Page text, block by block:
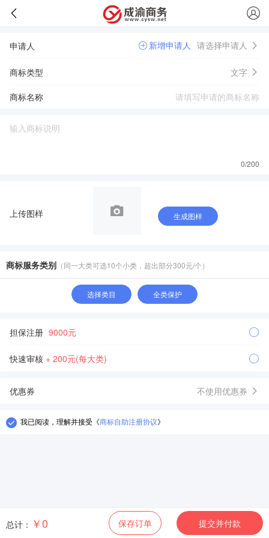
申请人 新增申请人 请选择申请人
商标类型 文字
商标名称
0/200
上传图样 生成图样
商标服务类别 （同一大类可选10个小类，超出部分300元/个）
选择类目 全类保护
担保注册 9000元
快速审核 + 200元(每大类)
优惠券 不使用优惠券
我已阅读，理解并接受 《商标自助注册协议》
总计： ￥0 保存订单 提交并付款